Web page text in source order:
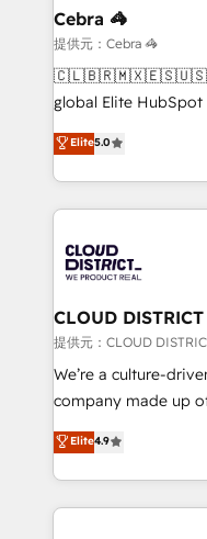
growth. Our
that simplify
turn innovation into real
HubSpot Partner
projects • Clients in
technology for
Cebra 🦓
提供元：Cebra 🦓
global Elite
technology,
Latin America and
across 9 countries.
insight with
HubSpot
solutions that
and loop marketing,
Our multicultural
and English to
measurable growth. 🌎 Highlights: • 10+ years as a
Migration
LATAM 2022, 2023,
Elite5.0
CLOUD DISTRICT
提供元：CLOUD
We’re a culture-
company made up
thinkers. We blend
ideas, opportunities,
experiences. To us,
Elite4.9